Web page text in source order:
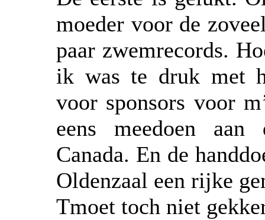
moeder voor de
paar zwemrecords.
ik was te druk met
voor sponsors voor
eens meedoen aan
Canada. En de
Oldenzaal een rijke
Tmoet toch niet